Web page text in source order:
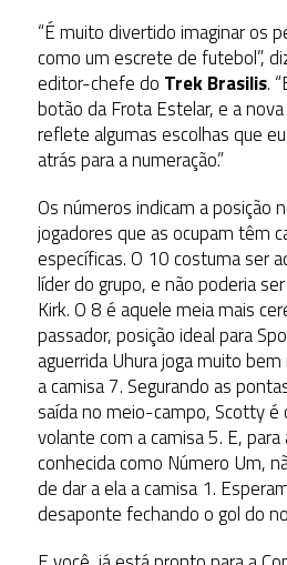
“É muito divertido imaginar os
como um escrete de futebol”,
editor-chefe do Trek Brasilis.
botão da Frota Estelar, e a
reflete algumas escolhas que
atrás para a numeração.”
Os números indicam a posição
jogadores que as ocupam têm
específicas. O 10 costuma ser
líder do grupo, e não poderia
Kirk. O 8 é aquele meia mais
passador, posição ideal para
aguerrida Uhura joga muito
a camisa 7. Segurando as
saída no meio-campo, Scotty
volante com a camisa 5. E,
conhecida como Número Um,
de dar a ela a camisa 1.
desaponte fechando o gol do